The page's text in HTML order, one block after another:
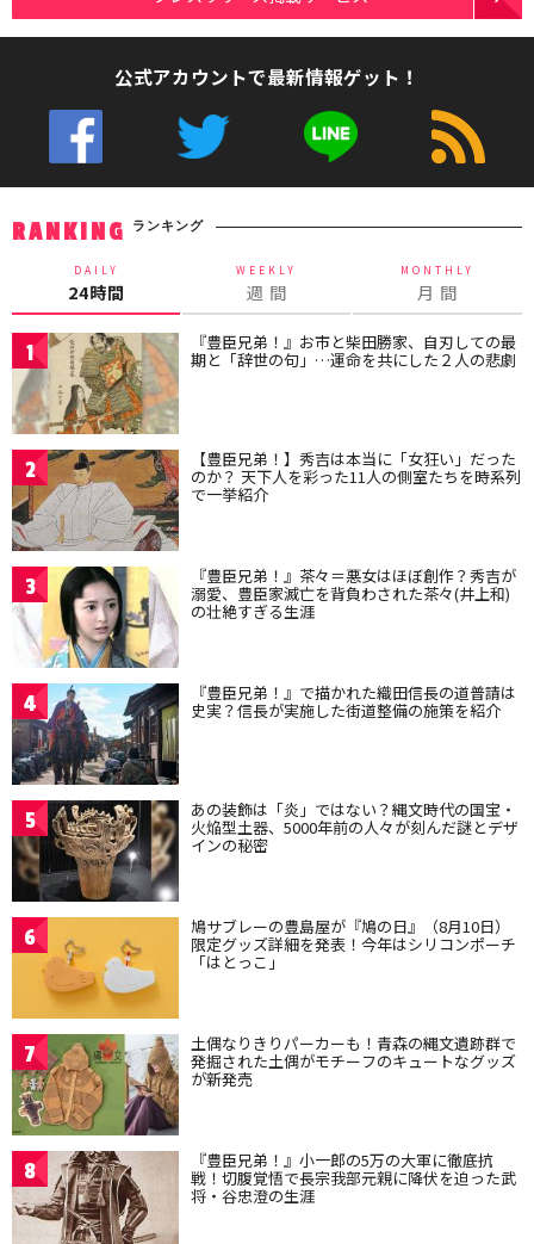
公式アカウントで最新情報ゲット！
RANKING ランキング
DAILY
24時間
WEEKLY
週 間
MONTHLY
月 間
1 『豊臣兄弟！』お市と柴田勝家、自刃しての最
期と「辞世の句」…運命を共にした２人の悲劇
2 【豊臣兄弟！】秀吉は本当に「女狂い」だった
のか？ 天下人を彩った11人の側室たちを時系列
で一挙紹介
3 『豊臣兄弟！』茶々＝悪女はほぼ創作？秀吉が
溺愛、豊臣家滅亡を背負わされた茶々(井上和)
の壮絶すぎる生涯
4 『豊臣兄弟！』で描かれた織田信長の道普請は
史実？信長が実施した街道整備の施策を紹介
5 あの装飾は「炎」ではない？縄文時代の国宝・
火焔型土器、5000年前の人々が刻んだ謎とデザ
インの秘密
6 鳩サブレーの豊島屋が『鳩の日』（8月10日）
限定グッズ詳細を発表！今年はシリコンポーチ
「はとっこ」
7 土偶なりきりパーカーも！青森の縄文遺跡群で
発掘された土偶がモチーフのキュートなグッズ
が新発売
8 『豊臣兄弟！』小一郎の5万の大軍に徹底抗
戦！切腹覚悟で長宗我部元親に降伏を迫った武
将・谷忠澄の生涯